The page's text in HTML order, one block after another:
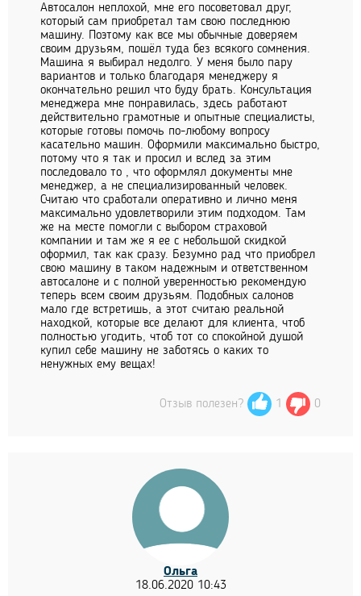
Автосалон неплохой, мне его посоветовал друг,
который сам приобретал там свою последнюю
машину. Поэтому как все мы обычные доверяем
своим друзьям, пошёл туда без всякого сомнения.
Машина я выбирал недолго. У меня было пару
вариантов и только благодаря менеджеру я
окончательно решил что буду брать. Консультация
менеджера мне понравилась, здесь работают
действительно грамотные и опытные специалисты,
которые готовы помочь по-любому вопросу
касательно машин. Оформили максимально быстро,
потому что я так и просил и вслед за этим
последовало то , что оформлял документы мне
менеджер, а не специализированный человек.
Считаю что сработали оперативно и лично меня
максимально удовлетворили этим подходом. Там
же на месте помогли с выбором страховой
компании и там же я ее с небольшой скидкой
оформил, так как сразу. Безумно рад что приобрел
свою машину в таком надежным и ответственном
автосалоне и с полной уверенностью рекомендую
теперь всем своим друзьям. Подобных салонов
мало где встретишь, а этот считаю реальной
находкой, которые все делают для клиента, чтоб
полностью угодить, чтоб тот со спокойной душой
купил себе машину не заботясь о каких то
ненужных ему вещах!
Отзыв полезен? 1 0
Ольга
18.06.2020 10:43